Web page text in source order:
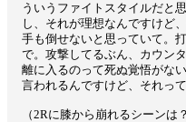
ういうファイトスタイルだと
し、それが理想なんですけど
手も倒せないと思っていて。
で。攻撃してるぶん、カウン
離に入るのって死ぬ覚悟がな
言われるんですけど、それっ
（2Rに膝から崩れるシーン